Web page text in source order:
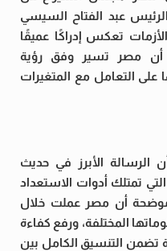
عبد الفتاح السيسي
تعكس إدراكًا عميقًا
أن مصر تسير وفق رؤية
على التعامل مع المتغيرات
الرسالة الأبرز في حديث
تمتلك أدوات الاستعداد
أن مصر عملت خلال
المختلفة، ورفع كفاءة
تضمن التنسيق الكامل بين